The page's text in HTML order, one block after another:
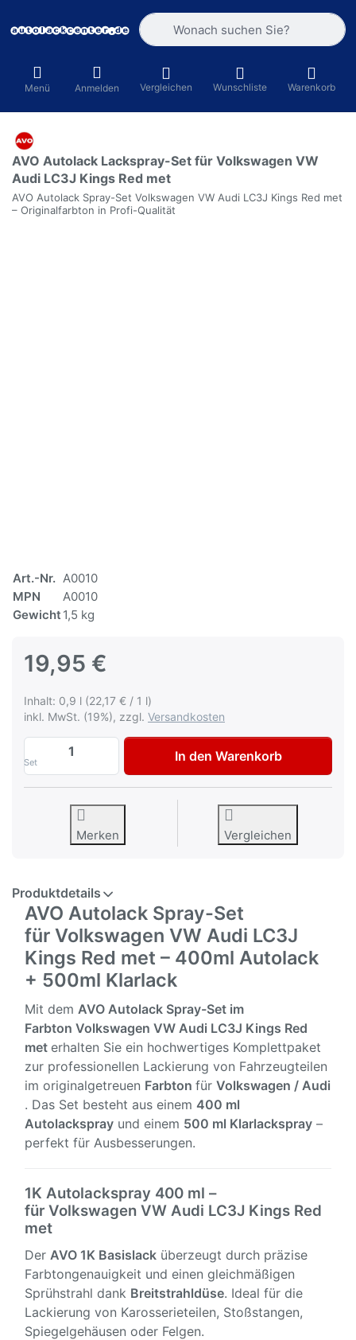
Geben Sie einen Suchbegriff ein.
Menü Anmelden Vergleichen Wunschliste Warenkorb
AVO Autolack Lackspray-Set für Volkswagen VW
Audi LC3J Kings Red met
AVO Autolack Spray-Set Volkswagen VW Audi LC3J Kings Red met
– Originalfarbton in Profi-Qualität
Art.-Nr. A0010
MPN
A0010
Gewicht 1,5 kg
19,95 €
Inhalt: 0,9 l (22,17 € / 1 l)
inkl. MwSt. (19%), zzgl. Versandkosten
Set
AVO Autolack Lackspray-Set für
In den Warenkorb
Merken Vergleichen
Produktdetails
AVO Autolack Spray-Set
für Volkswagen VW Audi LC3J
Kings Red met – 400ml Autolack
+ 500ml Klarlack
Mit dem AVO Autolack Spray-Set im
Farbton Volkswagen VW Audi LC3J Kings Red
met erhalten Sie ein hochwertiges Komplettpaket
zur professionellen Lackierung von Fahrzeugteilen
im originalgetreuen Farbton für Volkswagen / Audi
. Das Set besteht aus einem 400 ml
Autolackspray und einem 500 ml Klarlackspray –
perfekt für Ausbesserungen.
1K Autolackspray 400 ml –
für Volkswagen VW Audi LC3J Kings Red
met
Der AVO 1K Basislack überzeugt durch präzise
Farbtongenauigkeit und einen gleichmäßigen
Sprühstrahl dank Breitstrahldüse. Ideal für die
Lackierung von Karosserieteilen, Stoßstangen,
Spiegelgehäusen oder Felgen.